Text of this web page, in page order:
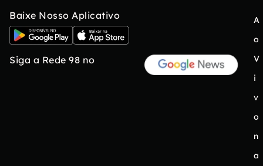
Baixe Nosso Aplicativo
Siga a Rede 98 no
A
o
V
i
v
o
n
a